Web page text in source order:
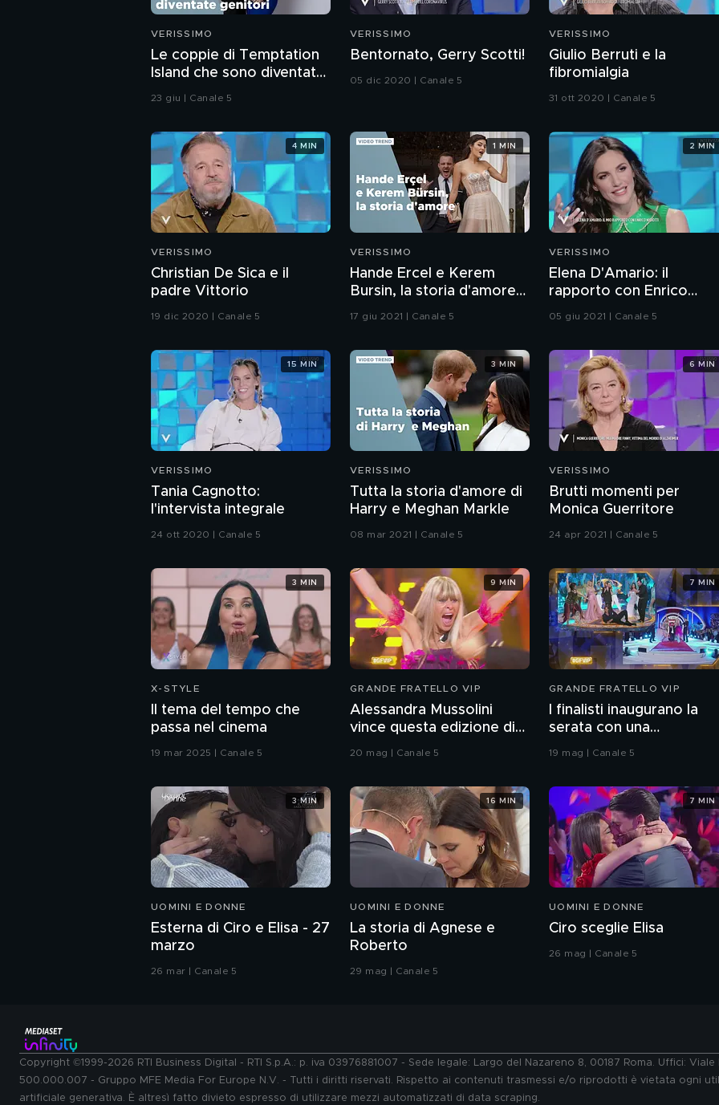
VERISSIMO
Le coppie di Temptation
Island che sono diventate
genitori
23 giu | Canale 5
VERISSIMO
Bentornato, Gerry Scotti!
05 dic 2020 | Canale 5
VERISSIMO
Giulio Berruti e la
fibromialgia
31 ott 2020 | Canale 5
VERISSIMO
Christian De Sica e il
padre Vittorio
19 dic 2020 | Canale 5
4 MIN
VERISSIMO
Hande Ercel e Kerem
Bursin, la storia d'amore
delle star di Love is in the
17 giu 2021 | Canale 5
1 MIN
VERISSIMO
Elena D'Amario: il
rapporto con Enrico
05 giu 2021 | Canale 5
2 MIN
VERISSIMO
Tania Cagnotto:
l'intervista integrale
24 ott 2020 | Canale 5
15 MIN
VERISSIMO
Tutta la storia d'amore di
Harry e Meghan Markle
08 mar 2021 | Canale 5
3 MIN
VERISSIMO
Brutti momenti per
Monica Guerritore
24 apr 2021 | Canale 5
6 MIN
X-STYLE
Il tema del tempo che
passa nel cinema
19 mar 2025 | Canale 5
3 MIN
GRANDE FRATELLO VIP
Alessandra Mussolini
vince questa edizione di
Grande Fratello VIP
20 mag | Canale 5
9 MIN
GRANDE FRATELLO VIP
I finalisti inaugurano la
serata con una
coreografia
19 mag | Canale 5
7 MIN
UOMINI E DONNE
Esterna di Ciro e Elisa - 27
marzo
26 mar | Canale 5
3 MIN
UOMINI E DONNE
La storia di Agnese e
Roberto
29 mag | Canale 5
16 MIN
UOMINI E DONNE
Ciro sceglie Elisa
26 mag | Canale 5
7 MIN
Copyright ©1999-2026 RTI Business Digital - RTI S.p.A.: p. iva 03976881007 - Sede legale: Largo del Nazareno 8, 00187 Roma. Uffici:
500.000.007 - Gruppo MFE Media For Europe N.V. - Tutti i diritti riservati. Rispetto ai contenuti trasmessi e/o riprodotti è vietata ogni
artificiale generativa. È altresì fatto divieto espresso di utilizzare mezzi automatizzati di data scraping.